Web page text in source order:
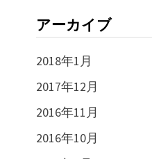
アーカイブ
2018年1月
2017年12月
2016年11月
2016年10月